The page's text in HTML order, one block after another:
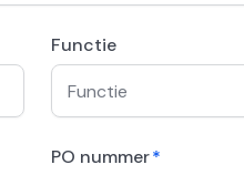
Functie
PO nummer*